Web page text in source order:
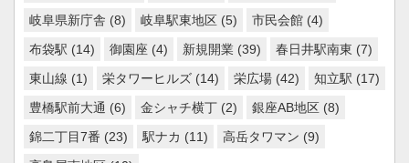
岐阜県新庁舎 (8) 岐阜駅東地区 (5) 市民会館 (4)
布袋駅 (14) 御園座 (4) 新規開業 (39) 春日井駅南東 (7)
東山線 (1) 栄タワーヒルズ (14) 栄広場 (42) 知立駅 (17)
豊橋駅前大通 (6) 金シャチ横丁 (2) 銀座AB地区 (8)
錦二丁目7番 (23) 駅ナカ (11) 高岳タワマン (9)